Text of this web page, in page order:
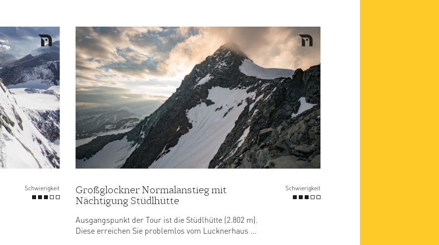
Schwierigkeit
Großglockner Normalanstieg mit
Nächtigung Stüdlhütte
Schwierigkeit
Ausgangspunkt der Tour ist die Stüdlhütte (2.802 m).
Diese erreichen Sie problemlos vom Lucknerhaus ...